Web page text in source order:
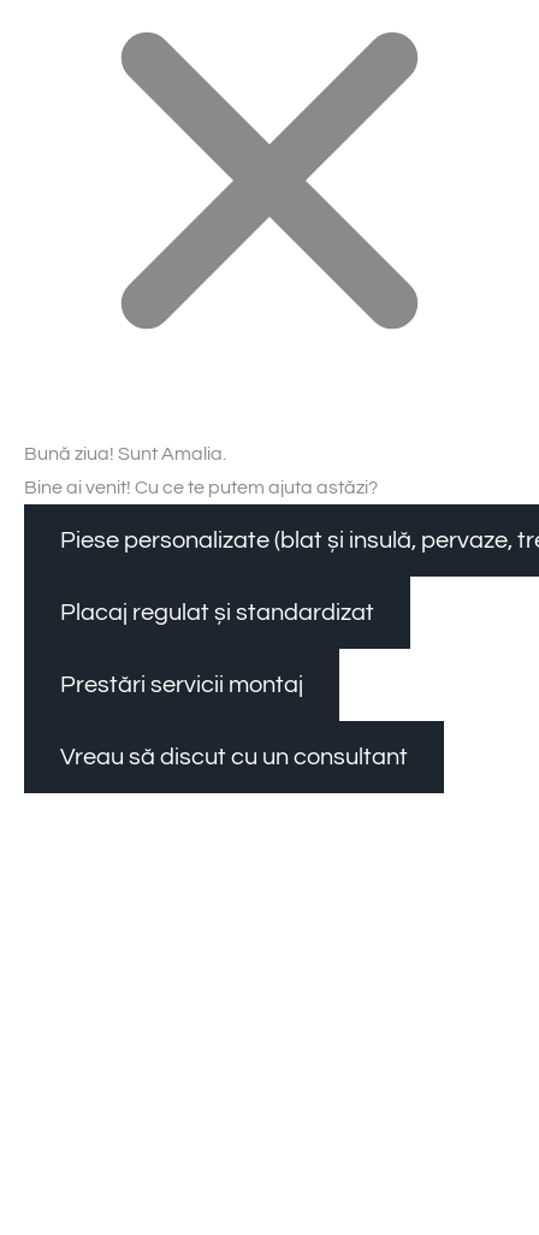
Bună ziua! Sunt Amalia.
Bine ai venit! Cu ce te putem ajuta astăzi?
Piese personalizate (blat și insulă, pervaze,
Placaj regulat și standardizat
Prestări servicii montaj
Vreau să discut cu un consultant